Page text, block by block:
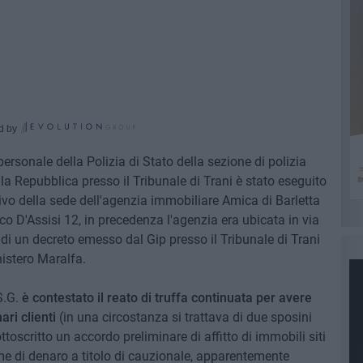
by
della Polizia di Stato della sezione di polizia
Repubblica presso il Tribunale di Trani è stato eseguito
della sede dell'agenzia immobiliare Amica di Barletta
D'Assisi 12, in precedenza l'agenzia era ubicata in via
un decreto emesso dal Gip presso il Tribunale di Trani
Maralfa.
è contestato il reato di truffa continuata per avere
clienti (in una circostanza si trattava di due sposini
un accordo preliminare di affitto di immobili siti
di denaro a titolo di cauzionale, apparentemente